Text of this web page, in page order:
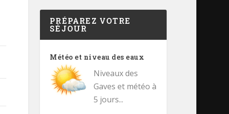
PRÉPAREZ VOTRE
SÉJOUR
Météo et niveau des eaux
Niveaux des
Gaves et météo à
5 jours...